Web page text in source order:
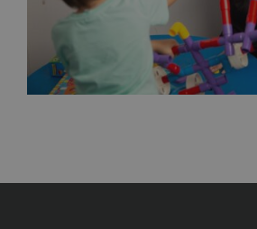
gestionează terapiile